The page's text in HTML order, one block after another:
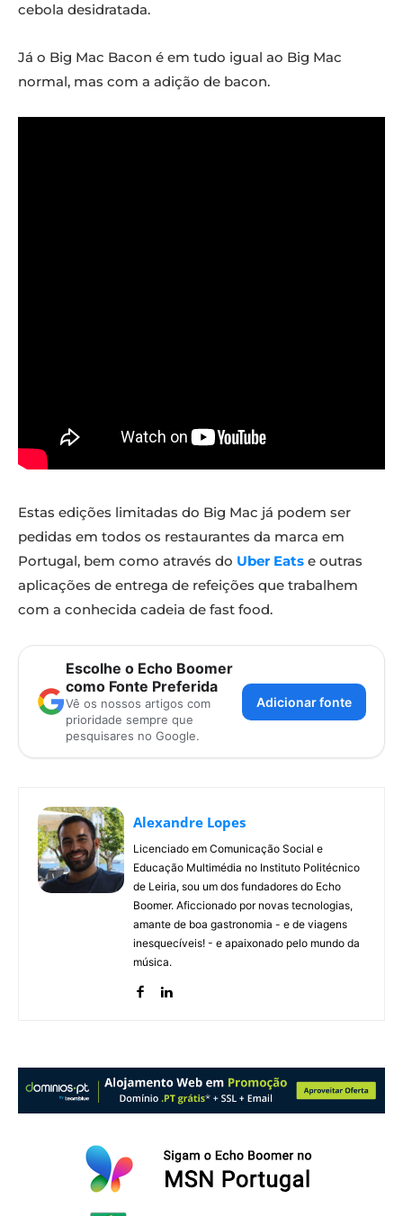
cebola desidratada.
Já o Big Mac Bacon é em tudo igual ao Big Mac
normal, mas com a adição de bacon.
Estas edições limitadas do Big Mac já podem ser
pedidas em todos os restaurantes da marca em
Portugal, bem como através do Uber Eats e outras
aplicações de entrega de refeições que trabalhem
com a conhecida cadeia de fast food.
Escolhe o Echo Boomer
como Fonte Preferida
Vê os nossos artigos com
prioridade sempre que
pesquisares no Google.
Adicionar fonte
Alexandre Lopes
Licenciado em Comunicação Social e
Educação Multimédia no Instituto Politécnico
de Leiria, sou um dos fundadores do Echo
Boomer. Aficcionado por novas tecnologias,
amante de boa gastronomia - e de viagens
inesquecíveis! - e apaixonado pelo mundo da
música.